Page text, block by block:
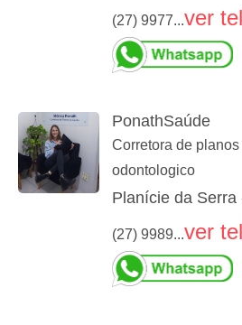
(27) 9977...ver
PonathSaúde
Corretora de
odontologico
Planície da Serra
(27) 9989...ver